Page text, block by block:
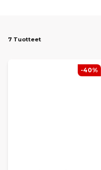
7 Tuotteet
-40%